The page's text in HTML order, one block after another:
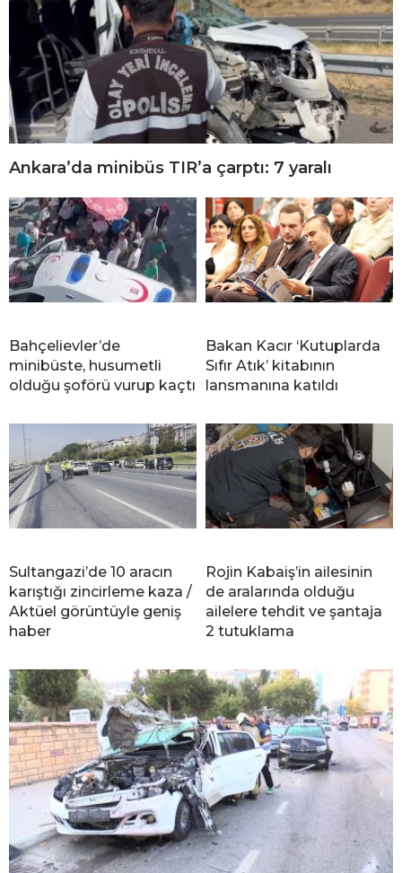
Ankara’da minibüs TIR’a çarptı: 7 yaralı
Bahçelievler’de
minibüste, husumetli
olduğu şoförü vurup kaçtı
Bakan Kacır ‘Kutuplarda
Sıfır Atık’ kitabının
lansmanına katıldı
Sultangazi’de 10 aracın
karıştığı zincirleme kaza /
Aktüel görüntüyle geniş
haber
Rojin Kabaiş’in ailesinin
de aralarında olduğu
ailelere tehdit ve şantaja
2 tutuklama